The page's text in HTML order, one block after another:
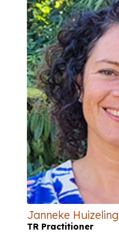
Janneke Huizeling
TR Practitioner